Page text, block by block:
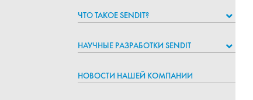
ЧТО ТАКОЕ SENDIT?
НАУЧНЫЕ РАЗРАБОТКИ SENDIT
НОВОСТИ НАШЕЙ КОМПАНИИ